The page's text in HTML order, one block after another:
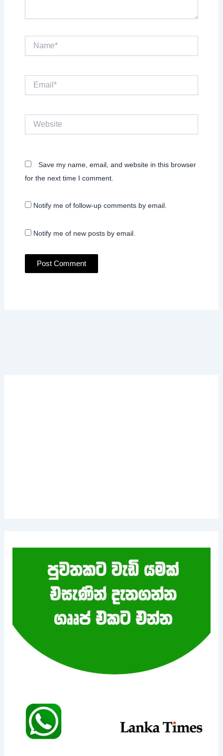
Name*
Email*
Save my name, email, and website in this browser
for the next time I comment.
Notify me of follow-up comments by email.
Notify me of new posts by email.